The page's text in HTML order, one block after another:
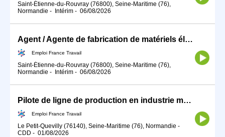
Saint-Étienne-du-Rouvray (76800), Seine-Maritime (76),
Normandie - Intérim - 06/08/2026
Agent / Agente de fabrication de matériels électriques et électro (H/F)
Emploi France Travail
Saint-Étienne-du-Rouvray (76800), Seine-Maritime (76),
Normandie - Intérim - 06/08/2026
Pilote de ligne de production en industrie métallurgique (H/F)
Emploi France Travail
Le Petit-Quevilly (76140), Seine-Maritime (76), Normandie -
CDD - 01/08/2026